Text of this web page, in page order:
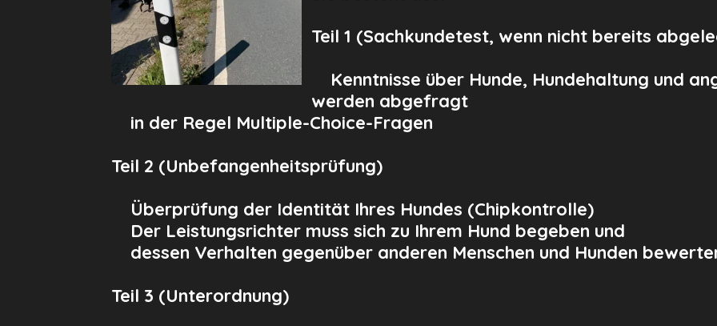
Teil 1 (Sachkundetest, wenn nicht bereits
Kenntnisse über Hunde, Hundehaltung und
werden abgefragt
in der Regel Multiple-Choice-Fragen
Teil 2 (Unbefangenheitsprüfung)
Überprüfung der Identität Ihres Hundes (Chipkontrolle)
Der Leistungsrichter muss sich zu Ihrem Hund begeben und
dessen Verhalten gegenüber anderen Menschen und Hunden
Teil 3 (Unterordnung)